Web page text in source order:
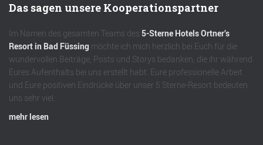
Das sagen unsere Kooperationspartner
Im Namen des gesamten Teams des 5-Sterne Hotels Ortner’s
Resort in Bad Füssing möchte ich mich herzlich bei Euch für die
wundervollen Beiträge, Posts und Storys bedanken, die ihr während
Eures Aufenthalts bei uns erstellt habt. Eure professionelle Arbeit
und Eure positiven Eindrücke über unser 5 Sterne-Resort bedeuten
uns sehr viel.
mehr lesen